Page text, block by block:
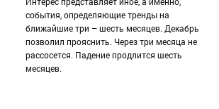
события, определяющие тренды на
ближайшие три – шесть месяцев. Декабрь
позволил прояснить. Через три месяца не
рассосется. Падение продлится шесть
месяцев.